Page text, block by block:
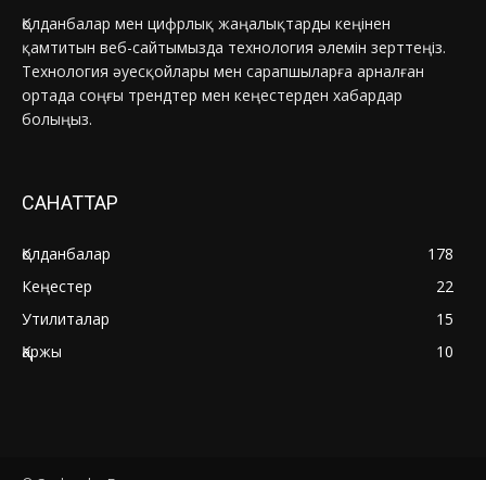
Қолданбалар мен цифрлық жаңалықтарды кеңінен
қамтитын веб-сайтымызда технология әлемін зерттеңіз.
Технология әуесқойлары мен сарапшыларға арналған
ортада соңғы трендтер мен кеңестерден хабардар
болыңыз.
САНАТТАР
Қолданбалар
178
Кеңестер
22
Утилиталар
15
Қаржы
10